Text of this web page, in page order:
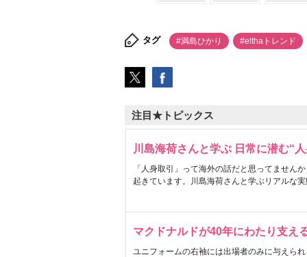
タグ #満島ひかり #elthaトレンド
注目★トピックス
川島海荷さんと学ぶ 日常に潜む“
「人身取引」って海外の話だと思ってません
起きています。川島海荷さんと学ぶリアルな
マクドナルドが40年にわたり支え
ユニフォームの右袖には出場者のみに与えら